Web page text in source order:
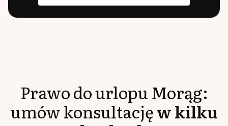
Prawo do urlopuMorąg:
umów konsultacjęw kilku